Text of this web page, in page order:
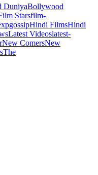
DuniyaBollywood
Starsfilm-
gossipHindi FilmsHindi
Latest Videoslatest-
New ComersNew
The